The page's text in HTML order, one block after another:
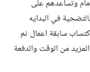
وتساعدهم على
في البدايه
سابقة اعمال ثم
من الوقت والدفعة